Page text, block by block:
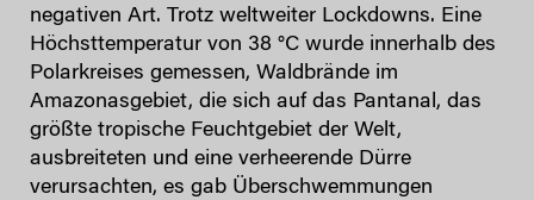
negativen Art. Trotz weltweiter Lockdowns. Eine
Höchsttemperatur von 38 °C wurde innerhalb des
Polarkreises gemessen, Waldbrände im
Amazonasgebiet, die sich auf das Pantanal, das
größte tropische Feuchtgebiet der Welt,
ausbreiteten und eine verheerende Dürre
verursachten, es gab Überschwemmungen